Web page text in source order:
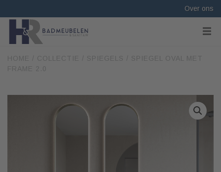
Over ons
HOME COLLECTIE SPIEGELS
/ SPIEGEL OVAL MET
FRAME 2.0